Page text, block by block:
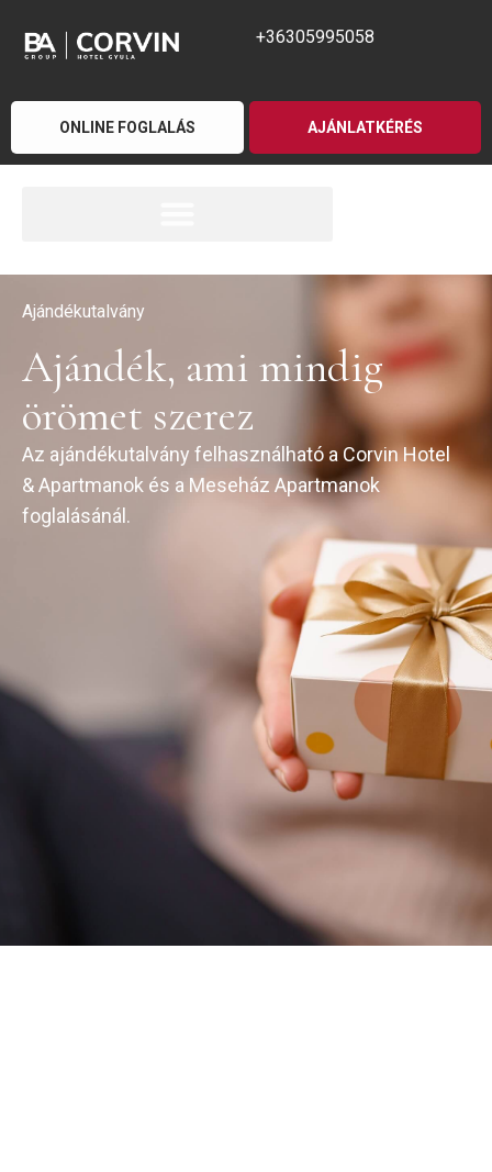
+36305995058
ONLINE FOGLALÁS AJÁNLATKÉRÉS
Ajándékutalvány
Ajándék, ami mindig
örömet szerez
Az ajándékutalvány felhasználható a Corvin Hotel
& Apartmanok és a Meseház Apartmanok
foglalásánál.